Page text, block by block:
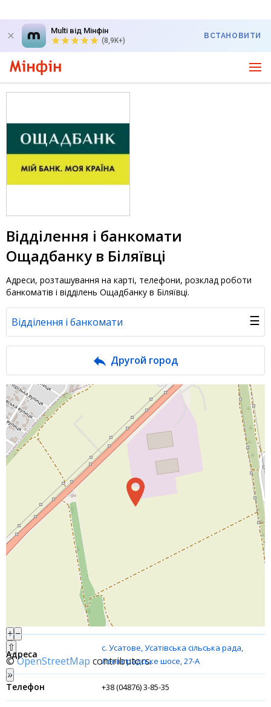
Multi від Мінфін
(8,9K+)
ВСТАНОВИТИ
Відділення і банкомати
Ощадбанку в Біляївці
Адреси, розташування на карті, телефони, розклад роботи
банкоматів і відділень Ощадбанку в Біляївці.
Відділення і банкомати
Відгуки
Депозити юр. осіб
Кредити для бізнеса
Інтернет-банкінг
Банки-партнери
Рахунки для бізнесу
Фінансові результати
☰
Другой город
+ −
⇧
©OpenStreetMap contributors.
»
с. Усатове, Усатівська сільська рада,
Ленінградське шосе, 27-А
+38 (04876) 3-85-35